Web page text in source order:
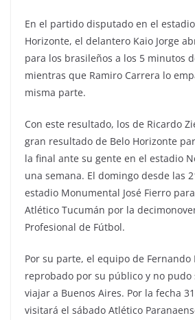
En el partido disputado en el
Horizonte, el delantero Kaio Jorge
para los brasileños a los 5 minutos
mientras que Ramiro Carrera lo
misma parte.
Con este resultado, los de Ricardo
gran resultado de Belo Horizonte
la final ante su gente en el estadio
una semana. El domingo desde las
estadio Monumental José Fierro
Atlético Tucumán por la
Profesional de Fútbol.
Por su parte, el equipo de Fernando
reprobado por su público y no pudo
viajar a Buenos Aires. Por la fecha
visitará el sábado Atlético